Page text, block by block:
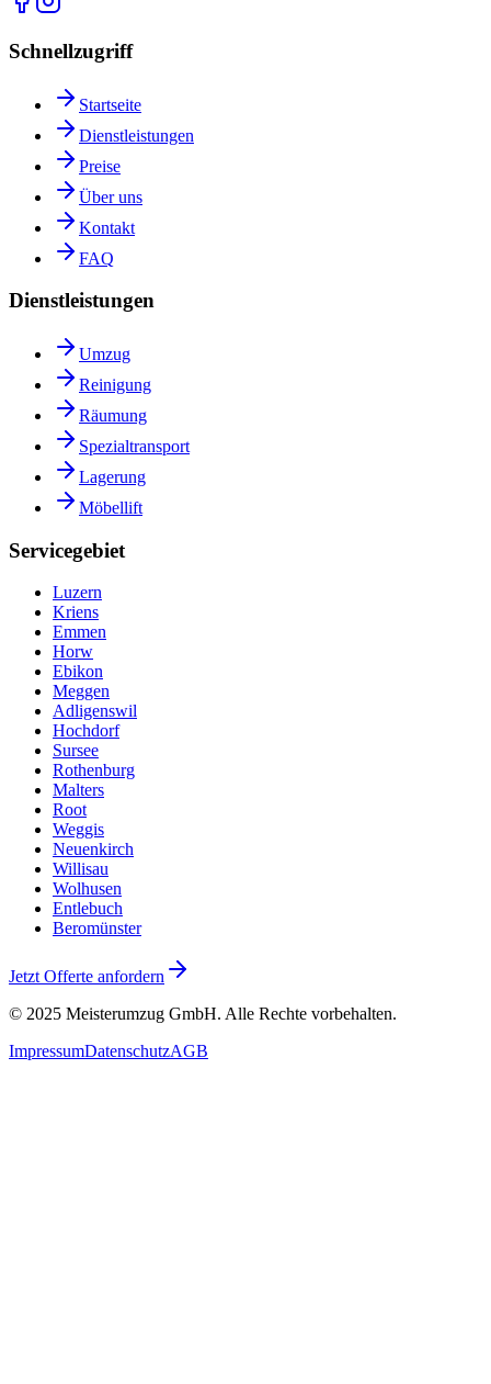
Schnellzugriff
Startseite
Dienstleistungen
Preise
Über uns
Kontakt
FAQ
Dienstleistungen
Umzug
Reinigung
Räumung
Spezialtransport
Lagerung
Möbellift
Servicegebiet
Luzern
Kriens
Emmen
Horw
Ebikon
Meggen
Adligenswil
Hochdorf
Sursee
Rothenburg
Malters
Root
Weggis
Neuenkirch
Willisau
Wolhusen
Entlebuch
Beromünster
Jetzt Offerte anfordern
© 2025 Meisterumzug GmbH. Alle Rechte vorbehalten.
ImpressumDatenschutzAGB